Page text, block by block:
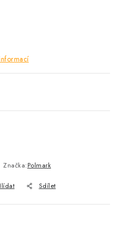
Obchodní podmínky
Značka:Polmark
Sdílet